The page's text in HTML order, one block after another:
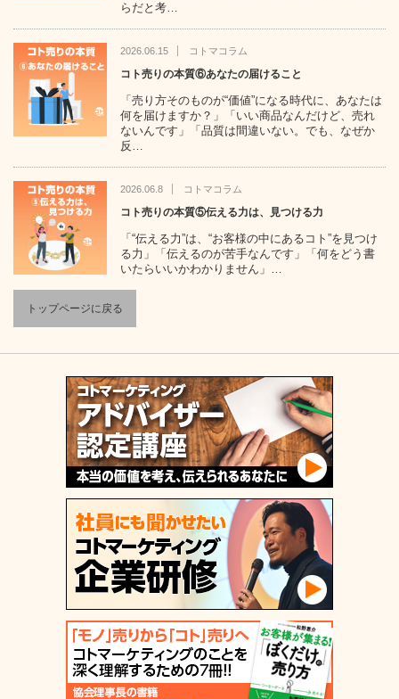
らだと考…
2026.06.15 コトマコラム
コト売りの本質⑥あなたの届けること
「売り方そのものが“価値”になる時代に、あなたは
何を届けますか？」「いい商品なんだけど、売れ
ないんです」「品質は間違いない。でも、なぜか
反…
2026.06.8 コトマコラム
コト売りの本質⑤伝える力は、見つける力
「“伝える力”は、“お客様の中にあるコト”を見つけ
る力」「伝えるのが苦手なんです」「何をどう書
いたらいいかわかりません」…
トップページに戻る